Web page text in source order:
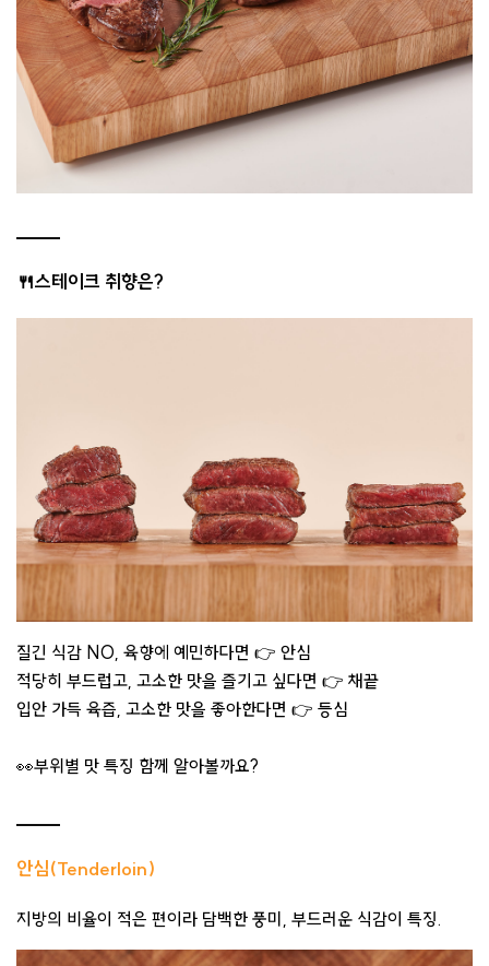
🍴스테이크 취향은?
질긴 식감 NO, 육향에 예민하다면 👉 안심
적당히 부드럽고, 고소한 맛을 즐기고 싶다면 👉 채끝
입안 가득 육즙, 고소한 맛을 좋아한다면 👉 등심
👀부위별 맛 특징 함께 알아볼까요?
안심(Tenderloin)
지방의 비율이 적은 편이라 담백한 풍미, 부드러운 식감이 특징.